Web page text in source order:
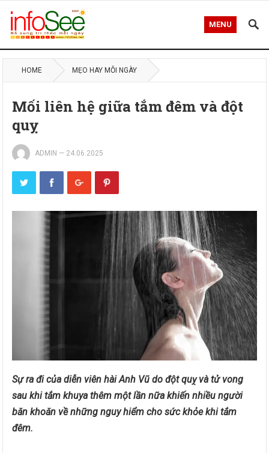
MENU
HOME MẸO HAY MỖI NGÀY
Mối liên hệ giữa tắm đêm và đột
quỵ
ADMIN — 24.06.2025
Sự ra đi của diễn viên hài Anh Vũ do đột quỵ và tử vong
sau khi tắm khuya thêm một lần nữa khiến nhiều người
băn khoăn về những nguy hiểm cho sức khỏe khi tắm
đêm.